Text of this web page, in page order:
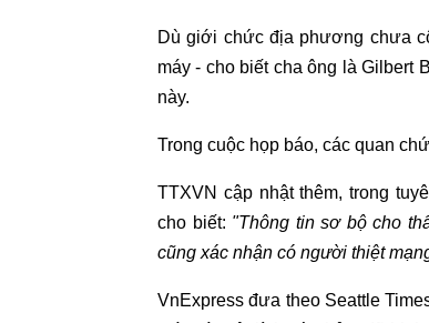
Dù giới chức địa phương chưa
máy - cho biết cha ông là Gilbert
này.
Trong cuộc họp báo, các quan
TTXVN cập nhật thêm, trong
cho biết: "Thông tin sơ bộ cho
cũng xác nhận có người thiệt
VnExpress đưa theo Seattle